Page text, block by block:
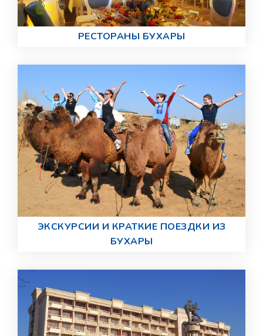
РЕСТОРАНЫ БУХАРЫ
ЭКСКУРСИИ И КРАТКИЕ ПОЕЗДКИ ИЗ
БУХАРЫ